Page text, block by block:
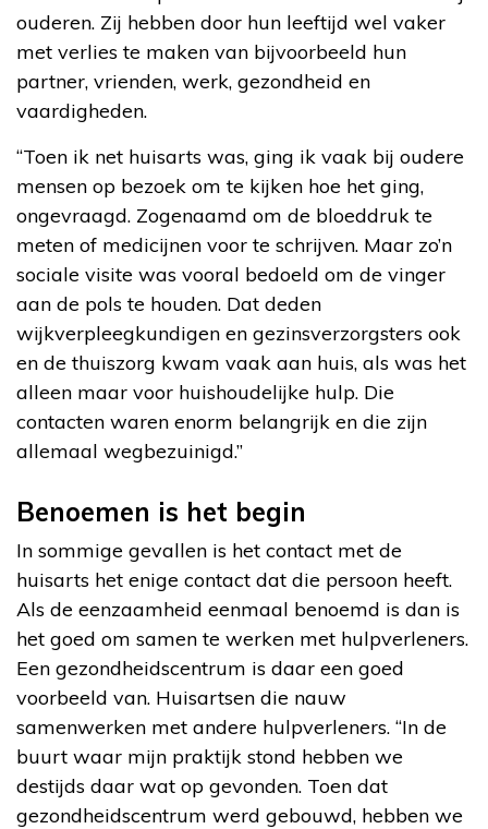
ouderen. Zij hebben door hun leeftijd wel vaker
met verlies te maken van bijvoorbeeld hun
partner, vrienden, werk, gezondheid en
vaardigheden.
“Toen ik net huisarts was, ging ik vaak bij oudere
mensen op bezoek om te kijken hoe het ging,
ongevraagd. Zogenaamd om de bloeddruk te
meten of medicijnen voor te schrijven. Maar zo’n
sociale visite was vooral bedoeld om de vinger
aan de pols te houden. Dat deden
wijkverpleegkundigen en gezinsverzorgsters ook
en de thuiszorg kwam vaak aan huis, als was het
alleen maar voor huishoudelijke hulp. Die
contacten waren enorm belangrijk en die zijn
allemaal wegbezuinigd.”
Benoemen is het begin
In sommige gevallen is het contact met de
huisarts het enige contact dat die persoon heeft.
Als de eenzaamheid eenmaal benoemd is dan is
het goed om samen te werken met hulpverleners.
Een gezondheidscentrum is daar een goed
voorbeeld van. Huisartsen die nauw
samenwerken met andere hulpverleners. “In de
buurt waar mijn praktijk stond hebben we
destijds daar wat op gevonden. Toen dat
gezondheidscentrum werd gebouwd, hebben we